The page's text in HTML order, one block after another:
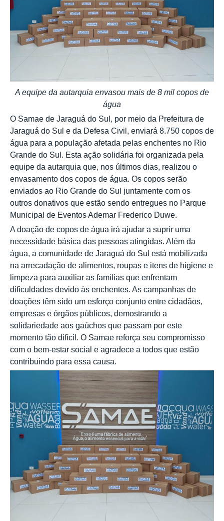
A equipe da autarquia envasou mais de 8 mil copos de
água
O Samae de Jaraguá do Sul, por meio da Prefeitura de
Jaraguá do Sul e da Defesa Civil, enviará 8.750 copos de
água para a população afetada pelas enchentes no Rio
Grande do Sul. Esta ação solidária foi organizada pela
equipe da autarquia que, nos últimos dias, realizou o
envasamento dos copos de água. Os copos serão
enviados ao Rio Grande do Sul juntamente com os
outros donativos que estão sendo entregues no Parque
Municipal de Eventos Ademar Frederico Duwe.
A doação de copos de água irá ajudar a suprir uma
necessidade básica das pessoas atingidas. Além da
água, a comunidade de Jaraguá do Sul está mobilizada
na arrecadação de alimentos, roupas e itens de higiene e
limpeza para auxiliar as famílias que enfrentam
dificuldades devido às enchentes. As campanhas de
doações têm sido um esforço conjunto entre cidadãos,
empresas e órgãos públicos, demostrando a
solidariedade aos gaúchos que passam por este
momento tão difícil. O Samae reforça seu compromisso
com o bem-estar social e agradece a todos que estão
contribuindo para essa causa.